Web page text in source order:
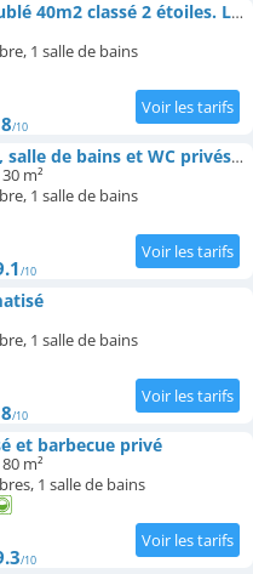
Appartement meublé 40m2 classé 2 étoiles. Lumineux les Mées 04190
1 salle de bains
8/10
Chambre et salon, salle de bains et WC privés dans maison provençale chez l'habitant
m²
1 salle de bains
/10
1 salle de bains
8/10
et barbecue privé
m²
1 salle de bains
/10